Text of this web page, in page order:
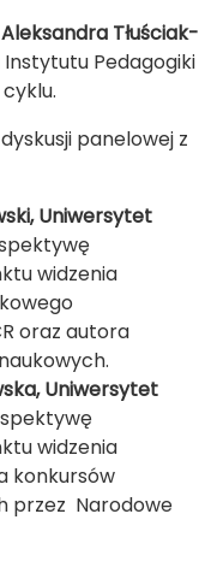
Tłuściak-
Pedagogiki
panelowej z
Uniwersytet
widzenia
oraz autora
Uniwersytet
widzenia
konkursów
przez Narodowe